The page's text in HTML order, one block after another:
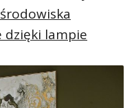
dzięki lampie